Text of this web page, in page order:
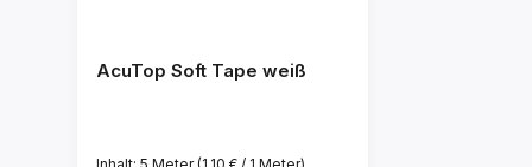
AcuTop Soft Tape weiß